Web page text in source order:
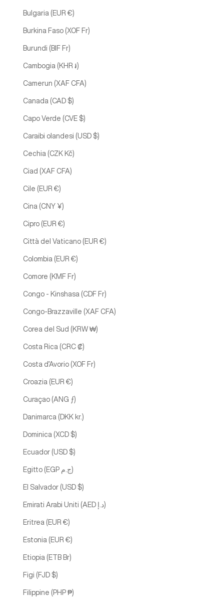
Bulgaria (EUR €)
Burkina Faso (XOF Fr)
Burundi (BIF Fr)
Cambogia (KHR ៛)
Camerun (XAF CFA)
Canada (CAD $)
Capo Verde (CVE $)
Caraibi olandesi (USD $)
Cechia (CZK Kč)
Ciad (XAF CFA)
Cile (EUR €)
Cina (CNY ¥)
Cipro (EUR €)
Città del Vaticano (EUR €)
Colombia (EUR €)
Comore (KMF Fr)
Congo - Kinshasa (CDF Fr)
Congo-Brazzaville (XAF CFA)
Corea del Sud (KRW ₩)
Costa Rica (CRC ₡)
Costa d’Avorio (XOF Fr)
Croazia (EUR €)
Curaçao (ANG ƒ)
Danimarca (DKK kr.)
Dominica (XCD $)
Ecuador (USD $)
Egitto (EGP ج.م)
El Salvador (USD $)
Emirati Arabi Uniti (AED د.إ)
Eritrea (EUR €)
Estonia (EUR €)
Etiopia (ETB Br)
Figi (FJD $)
Filippine (PHP ₱)